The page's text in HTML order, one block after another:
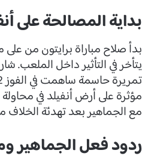
بداية المصالحة على
بدأ صلاح مباراة برايتون من على
مؤثرة على أرض أنفيلد في
مع الجماهير بعد تهدئة
ردود فعل الجماهير